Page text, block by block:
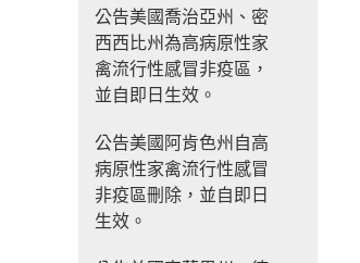
公告美國喬治亞州、密
西西比州為高病原性家
禽流行性感冒非疫區，
並自即日生效。
公告美國阿肯色州自高
病原性家禽流行性感冒
非疫區刪除，並自即日
生效。